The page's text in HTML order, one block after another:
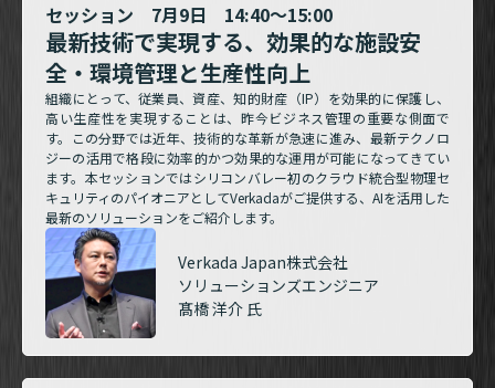
セッション 7月9日 14:40～15:00
最新技術で実現する、効果的な施設安
全・環境管理と生産性向上
組織にとって、従業員、資産、知的財産（IP）を効果的に保護し、
高い生産性を実現することは、昨今ビジネス管理の重要な側面で
す。この分野では近年、技術的な革新が急速に進み、最新テクノロ
ジーの活用で格段に効率的かつ効果的な運用が可能になってきてい
ます。本セッションではシリコンバレー初のクラウド統合型物理セ
キュリティのパイオニアとしてVerkadaがご提供する、AIを活用した
最新のソリューションをご紹介します。
Verkada Japan株式会社
ソリューションズエンジニア
髙橋 洋介 氏